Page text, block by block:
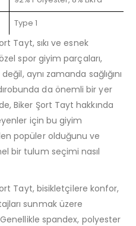
Type 1
Tayt, sıkı ve esnek
spor giyim parçaları,
aynı zamanda sağlığını
da önemli bir yer
Biker Şort Tayt hakkında
için bu giyim
popüler olduğunu ve
bir tulum seçimi nasıl
Tayt, bisikletçilere konfor,
sunmak üzere
spandex, polyester